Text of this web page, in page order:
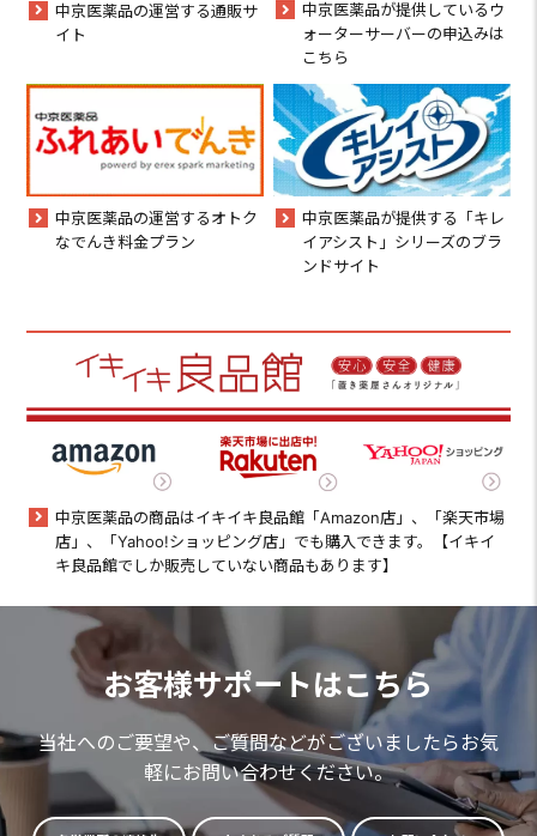
中京医薬品の運営する通販サ
イト
中京医薬品が提供しているウ
ォーターサーバーの申込みは
こちら
中京医薬品の運営するオトク
なでんき料金プラン
中京医薬品が提供する「キレ
イアシスト」シリーズのブラ
ンドサイト
中京医薬品の商品はイキイキ良品館「Amazon店」、「楽天市場
店」、「Yahoo!ショッピング店」でも購入できます。【イキイ
キ良品館でしか販売していない商品もあります】
お客様サポートはこちら
当社へのご要望や、ご質問などがございましたらお気
軽にお問い合わせください。